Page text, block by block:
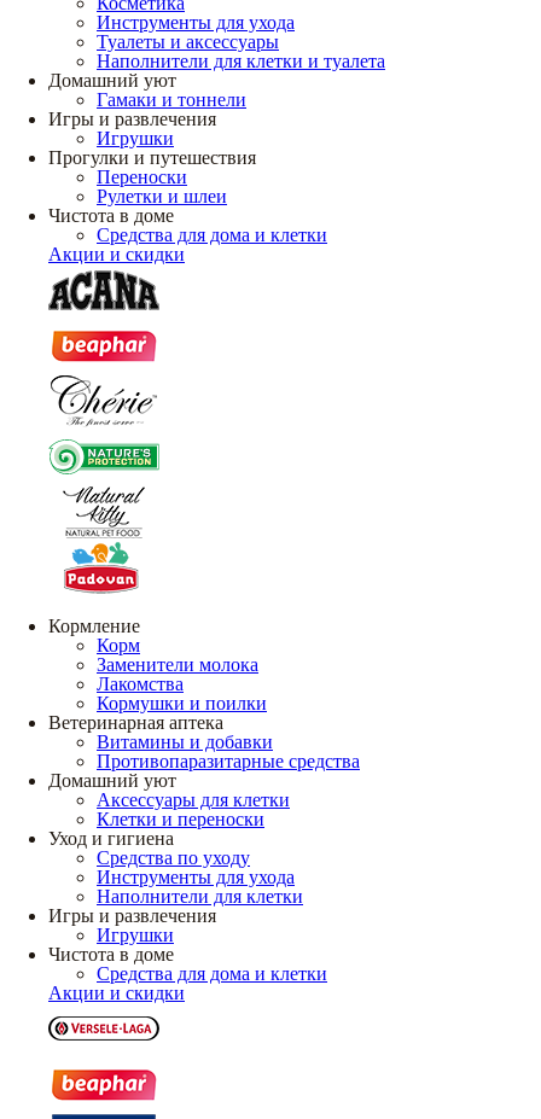
Инструменты для ухода
Туалеты и аксессуары
Наполнители для клетки и туалета
Домашний уют
Гамаки и тоннели
Игры и развлечения
Игрушки
Прогулки и путешествия
Переноски
Рулетки и шлеи
Чистота в доме
Средства для дома и клетки
Акции и скидки
Кормление
Корм
Заменители молока
Лакомства
Кормушки и поилки
Ветеринарная аптека
Витамины и добавки
Противопаразитарные средства
Домашний уют
Аксессуары для клетки
Клетки и переноски
Уход и гигиена
Средства по уходу
Инструменты для ухода
Наполнители для клетки
Игры и развлечения
Игрушки
Чистота в доме
Средства для дома и клетки
Акции и скидки